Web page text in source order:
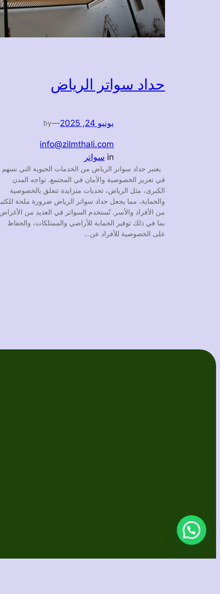
حداد سواتر الرياض
يونيو 24, 2025 —
by
info@zilmthali.com
in سواتر
يعتبر حداد سواتر الرياض من الخدمات الحيوية التي تسهم
في تعزيز الخصوصية والأمان في المجتمع. تواجه المدن
الكبرى، مثل الرياض، تحديات متزايدة تتعلق بالخصوصية
والحماية، مما يجعل حداد سواتر الرياض ضرورة ملحة
من الأفراد والأسر. تُستخدم السواتر في العديد من
بما في ذلك توفير الحماية للأراضي والممتلكات، والحفاظ
على الخصوصية للأفراد عن…